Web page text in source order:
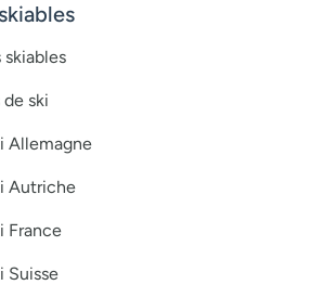
skiables
ski
Allemagne
Autriche
France
Suisse